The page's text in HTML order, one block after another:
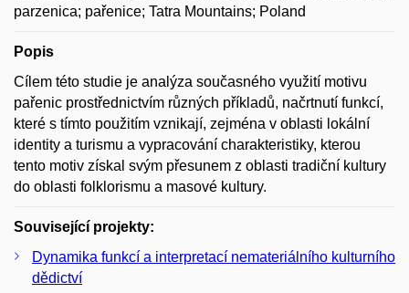
parzenica; pařenice; Tatra Mountains; Poland
Popis
Cílem této studie je analýza současného využití motivu
pařenic prostřednictvím různých příkladů, načrtnutí funkcí,
které s tímto použitím vznikají, zejména v oblasti lokální
identity a turismu a vypracování charakteristiky, kterou
tento motiv získal svým přesunem z oblasti tradiční kultury
do oblasti folklorismu a masové kultury.
Související projekty:
Dynamika funkcí a interpretací nemateriálního kulturního
dědictví